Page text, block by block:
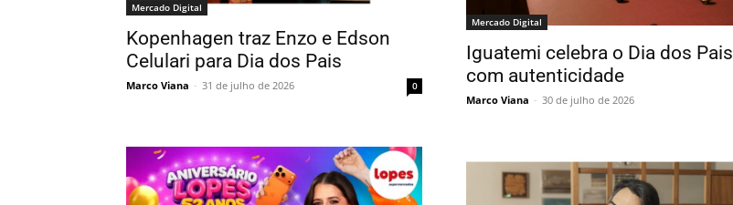
Mercado Digital
Kopenhagen traz Enzo e Edson
Celulari para Dia dos Pais
Marco Viana - 31 de julho de 2026 0
Mercado Digital
Iguatemi celebra o Dia dos Pais
com autenticidade
Marco Viana - 30 de julho de 2026